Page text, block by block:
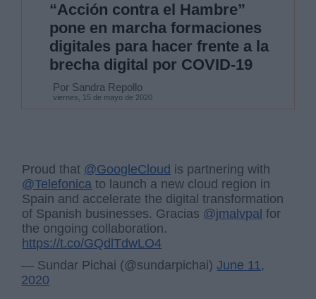
“Acción contra el Hambre”
pone en marcha formaciones
digitales para hacer frente a la
brecha digital por COVID-19
Por Sandra Repollo
viernes, 15 de mayo de 2020
Proud that @GoogleCloud is partnering with
@Telefonica to launch a new cloud region in
Spain and accelerate the digital transformation
of Spanish businesses. Gracias @jmalvpal for
the ongoing collaboration.
https://t.co/GQdlTdwLO4
— Sundar Pichai (@sundarpichai)June 11,
2020